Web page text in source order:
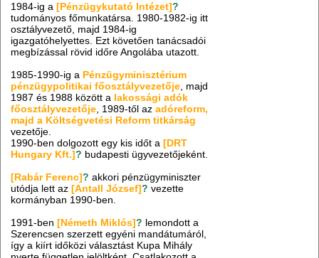
1984-ig a[Pénzügykutató Intézet]?
tudományos főmunkatársa. 1980-1982-ig itt
osztályvezető, majd 1984-ig
igazgatóhelyettes. Ezt követően tanácsadói
megbízással rövid időre Angolába utazott.
1985-1990-ig a Pénzügyminisztérium
pénzügypolitikai főosztályvezetője , majd
1987 és 1988 között a lakossági adók
főosztályvezetője , 1989-től azadóreform,
majd a Költségvetési Reform titkárság
vezetője.
1990-ben dolgozott egy kis időt a [DRT
Hungary Kft.]? budapesti ügyvezetőjeként.
[Rabár Ferenc]? akkori pénzügyminiszter
utódja lett az[Antall József]? vezette
kormányban 1990-ben.
1991-ben[Németh Miklós]? lemondott a
Szerencsen szerzett egyéni mandátumáról,
így a kiírt időközi választást Kupa Mihály